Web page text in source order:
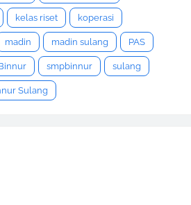
kelas riset koperasi
madin madin sulang PAS
smpbinnur sulang
Sulang